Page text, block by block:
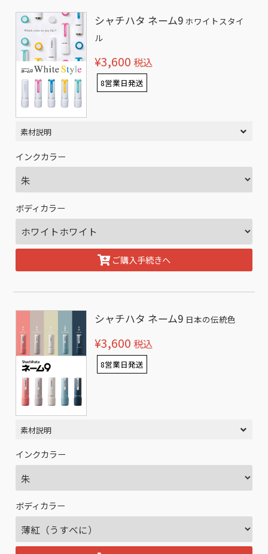
シャチハタ ネーム9 ホワイトスタイ
ル
¥3,600 税込
8営業日発送
素材説明
インクカラー
ボディカラー
ご購入手続きへ
シャチハタ ネーム9 日本の伝統色
¥3,600 税込
8営業日発送
素材説明
インクカラー
ボディカラー